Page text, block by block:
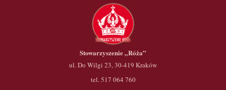
Stowarzyszenie„Róża”
ul. Do Wilgi 23, 30-419 Kraków
tel. 517 064 760